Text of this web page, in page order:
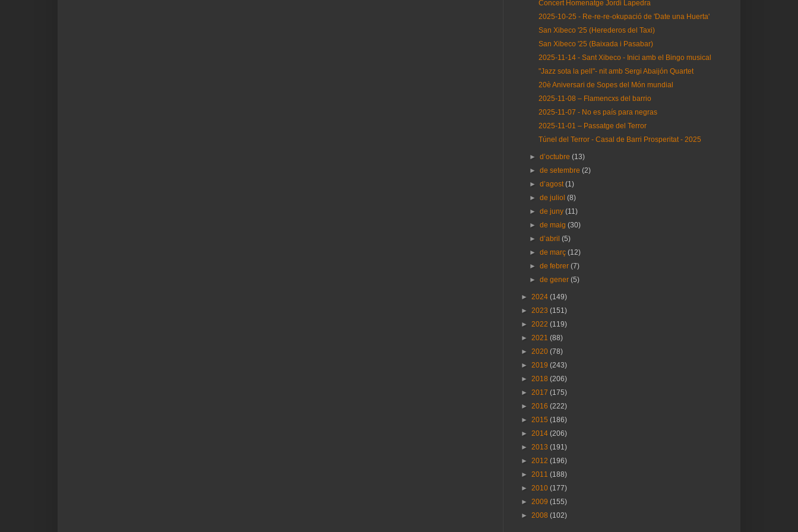
Concert Homenatge Jordi Lapedra
2025-10-25 - Re-re-re-okupació de 'Date una Huerta'
San Xibeco '25 (Herederos del Taxi)
San Xibeco '25 (Baixada i Pasabar)
2025-11-14 - Sant Xibeco - Inici amb el Bingo musical
"Jazz sota la pell"- nit amb Sergi Abaijón Quartet
20è Aniversari de Sopes del Món mundial
2025-11-08 – Flamencxs del barrio
2025-11-07 - No es país para negras
2025-11-01 – Passatge del Terror
Túnel del Terror - Casal de Barri Prosperitat - 2025
►d’octubre(13)
►de setembre(2)
►d’agost(1)
►de juliol(8)
►de juny(11)
►de maig(30)
►d’abril(5)
►de març(12)
►de febrer(7)
►de gener(5)
► 2024 (149)
► 2023 (151)
► 2022 (119)
► 2021 (88)
► 2020 (78)
► 2019 (243)
► 2018 (206)
► 2017 (175)
► 2016 (222)
► 2015 (186)
► 2014 (206)
► 2013 (191)
► 2012 (196)
► 2011 (188)
► 2010 (177)
► 2009 (155)
► 2008 (102)